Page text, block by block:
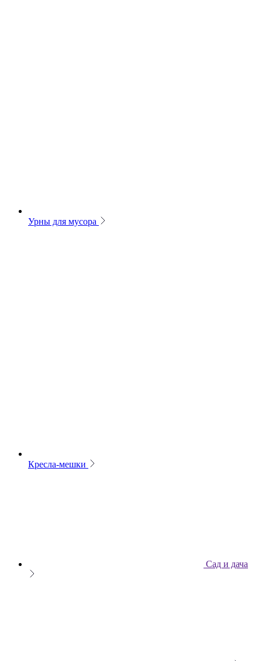
Урны для мусора
Кресла-мешки
Сад и дача